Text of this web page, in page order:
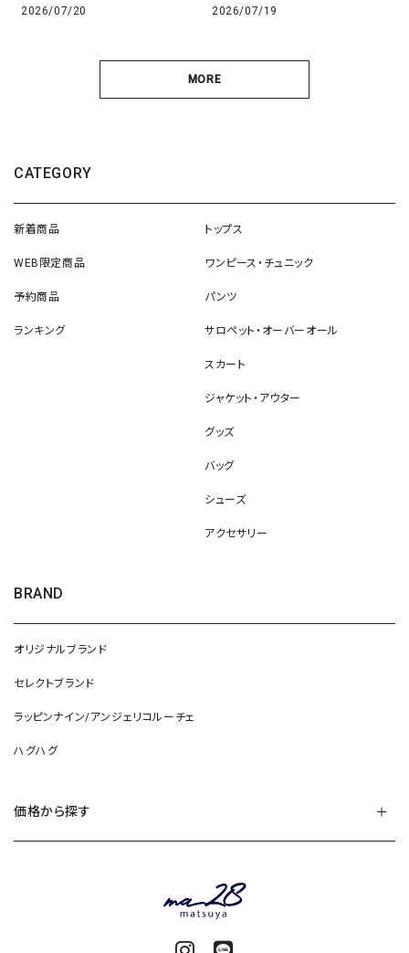
2026/07/20 2026/07/19
MORE
CATEGORY
新着商品
WEB限定商品
予約商品
ランキング
トップス
ワンピース・チュニック
パンツ
サロペット・オーバーオール
スカート
ジャケット・アウター
グッズ
バッグ
シューズ
アクセサリー
BRAND
オリジナルブランド
セレクトブランド
ラッピンナイン/アンジェリコルーチェ
ハグハグ
価格から探す